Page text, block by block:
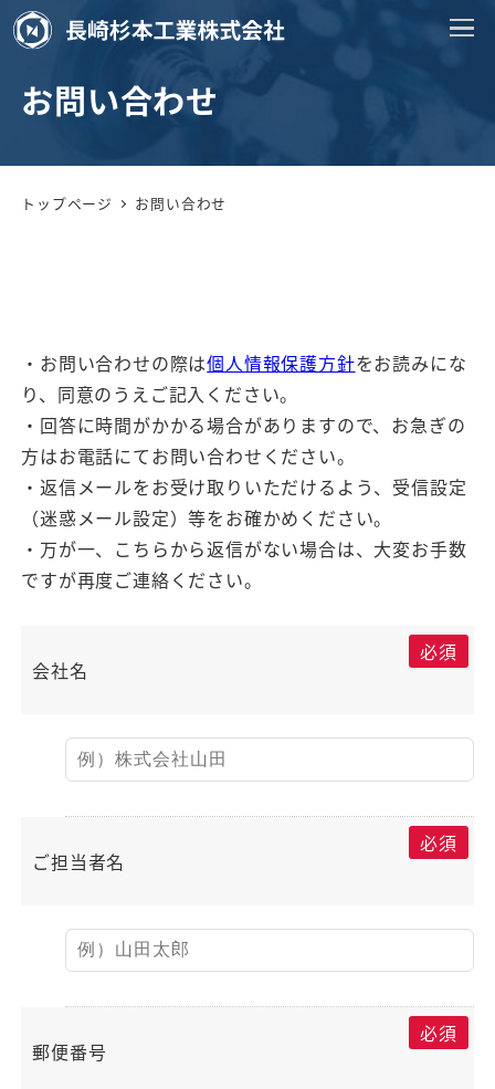
お問い合わせ
トップページ お問い合わせ
・お問い合わせの際は個人情報保護方針をお読みにな
り、同意のうえご記入ください。
・回答に時間がかかる場合がありますので、お急ぎの
方はお電話にてお問い合わせください。
・返信メールをお受け取りいただけるよう、受信設定
（迷惑メール設定）等をお確かめください。
・万が一、こちらから返信がない場合は、大変お手数
ですが再度ご連絡ください。
会社名
必須
ご担当者名
必須
郵便番号
必須